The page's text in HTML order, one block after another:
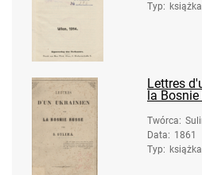
Typ: książka
Lettres
la
Twórca:
Data: 1861
Typ: książka